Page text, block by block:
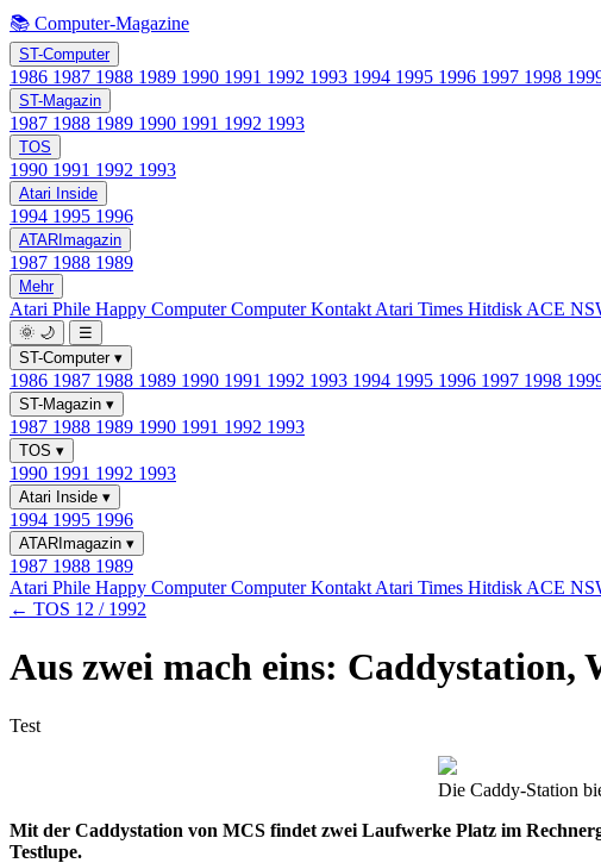
📚 Computer-Magazine
ST-Computer
1986 1987 1988 1989 1990 1991 1992 1993 1994 1995 1996 1997 1998
ST-Magazin
1987 1988 1989 1990 1991 1992 1993
TOS
1990 1991 1992 1993
Atari Inside
1994 1995 1996
ATARImagazin
1987 1988 1989
Mehr
Atari Phile Happy ComputerComputer Kontakt Atari Times Hitdisk ACE
🌞 🌙
☰
ST-Computer ▾
1986 1987 1988 1989 1990 1991 1992 1993 1994 1995 1996 1997 1998
ST-Magazin ▾
1987 1988 1989 1990 1991 1992 1993
TOS ▾
1990 1991 1992 1993
Atari Inside ▾
1994 1995 1996
ATARImagazin ▾
1987 1988 1989
Atari Phile Happy ComputerComputer Kontakt Atari Times Hitdisk ACE
← TOS 12 / 1992
Aus zwei mach eins:
Test
Die Caddy-Station
Mit der Caddystation von MCS findet zwei Laufwerke Platz im
Testlupe.